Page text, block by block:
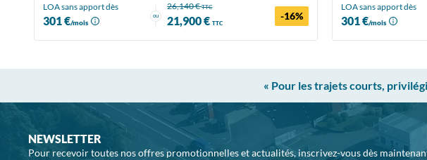
LOA sans apport dès
301 €/mois
ou
26,140 €TTC
21,900 €TTC
-16%
LOA sans apport dès
301 €/mois
« Pour les trajets courts,
NEWSLETTER
Pour recevoir toutes nos offres promotionnelles et actualités, inscrivez-vous dès